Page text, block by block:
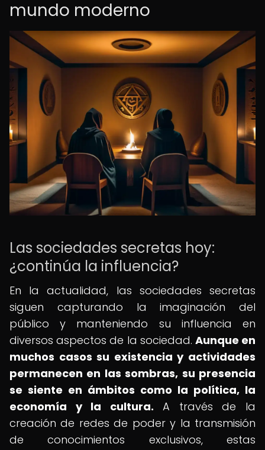
mundo moderno
Las sociedades secretas hoy:
¿continúa la influencia?
En la actualidad, las sociedades secretas
siguen capturando la imaginación del
público y manteniendo su influencia en
diversos aspectos de la sociedad. Aunque en
muchos casos su existencia y actividades
permanecen en las sombras, su presencia
se siente en ámbitos como la política, la
economía y la cultura. A través de la
creación de redes de poder y la transmisión
de conocimientos exclusivos, estas